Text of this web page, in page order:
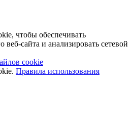
чтобы обеспечивать
сайта и анализировать сетевой
cookie
Правила использования